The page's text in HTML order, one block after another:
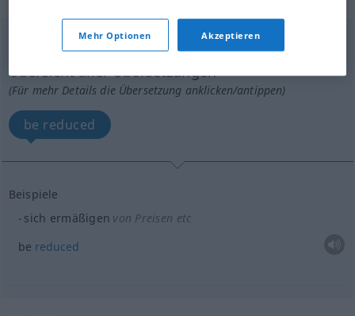
v/r
Übersicht aller Übersetzungen
(Für mehr Details die Übersetzung anklicken/antippen)
be reduced
Beispiele
sich ermäßigen von Preisen etc
be reduced
Mehr Optionen Akzeptieren